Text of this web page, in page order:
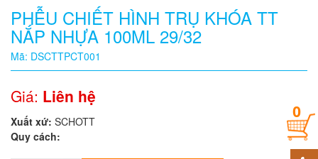
Quy
cách
Giá:
0
đ
0
PHỄU CHIẾT HÌNH TRỤ KHÓA TT
NẮP NHỰA 100ML 29/32
Mã: DSCTTPCT001
Giá: Liên hệ
Xuất xứ: SCHOTT
Quy cách: